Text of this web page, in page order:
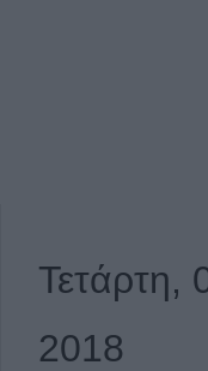
Τετάρτη,
2018